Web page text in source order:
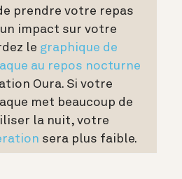
prendre votre repas
impact sur votre
le graphique de
au repos nocturne
Oura. Si votre
met beaucoup de
la nuit, votre
sera plus faible.